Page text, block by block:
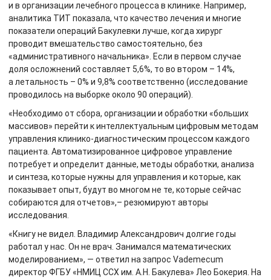
и в организации лечебного процесса в клинике. Например,
аналитика ТИТ показала, что качество лечения и многие
показатели операций Бакулевки лучше, когда хирург
проводит вмешательство самостоятельно, без
«административного начальника». Если в первом случае
доля осложнений составляет 5,6%, то во втором – 14%,
а летальность – 0% и 9,8% соответственно (исследование
проводилось на выборке около 90 операций).
«Необходимо от сбора, организации и обработки «больших
массивов» перейти к интеллектуальным цифровым методам
управления клинико-диагностическим процессом каждого
пациента. Автоматизированное цифровое управление
потребует и определит данные, методы обработки, анализа
и синтеза, которые нужны для управления и которые, как
показывает опыт, будут во многом не те, которые сейчас
собираются для отчетов»,– резюмируют авторы
исследования.
«Книгу не видел. Владимир Александрович долгие годы
работал у нас. Он не врач. Занимался математических
моделированием», — ответил на запрос Vademecum
директор ФГБУ «НМИЦ ССХ им. А.Н. Бакулева» Лео Бокерия. На